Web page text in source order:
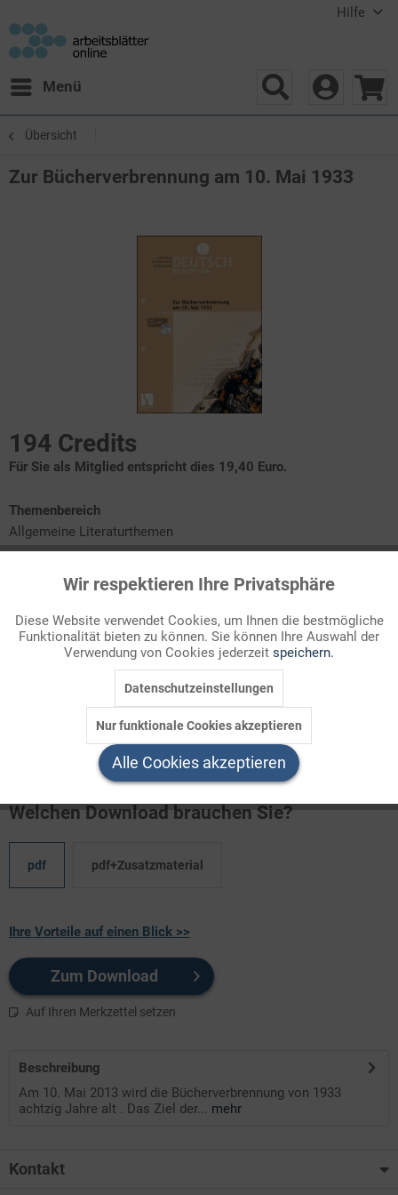
Hilfe
Menü
Übersicht
Zur Bücherverbrennung am 10. Mai 1933
194 Credits
Für Sie als Mitglied entspricht dies 19,40 Euro.
Themenbereich
Allgemeine Literaturthemen
Der 10. Mai 1933: Gedenken und Mahnung?!
Der 10. Mai 1933 im historischen Kontext
Hinweise zu den Recherchen
Aktualisierung: Früher Bücherverbrennung - heute Zensur?
Lernerfolgskontrolle
"Runde" Jahrestage von Gedenktagen führen in der Regel zu
vermehrten Aktivitäten, um die öffentliche Erinnerung an
wichtige historische Ereignisse wachzuhalten. Dieses Ziel
verfolgt auch diese fächerv ...
Welchen Download brauchen Sie?
pdf pdf+Zusatzmaterial
Ihre Vorteile auf einen Blick >>
Zum Download
Auf Ihren Merkzettel setzen
Beschreibung
Am 10. Mai 2013 wird die Bücherverbrennung von 1933
achtzig Jahre alt . Das Ziel der... mehr
Kontakt
Funktionale Aktiv
Marketing Inaktiv
Inaktiv
Wir respektieren Ihre Privatsphäre
Diese Website verwendet Cookies, um Ihnen die bestmögliche
Funktionalität bieten zu können. Sie können Ihre Auswahl der
Verwendung von Cookies jederzeit speichern.
Datenschutzeinstellungen
Nur funktionale Cookies akzeptieren
Alle Cookies akzeptieren